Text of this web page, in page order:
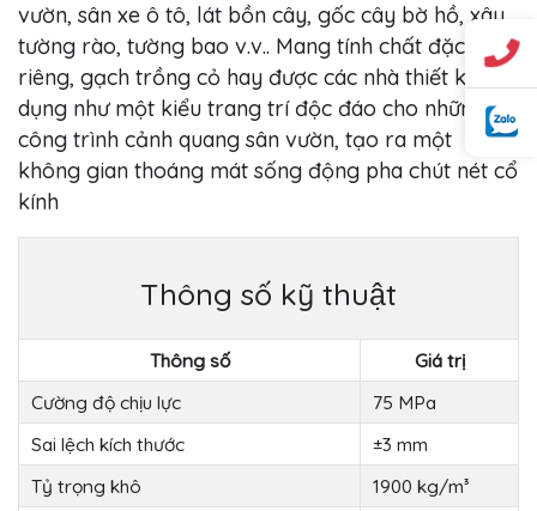
vườn, sân xe ô tô, lát bồn cây, gốc cây bờ hồ, xây
tường rào, tường bao v.v.. Mang tính chất đặc thù
riêng, gạch trồng cỏ hay được các nhà thiết kế sử
dụng như một kiểu trang trí độc đáo cho những
công trình cảnh quang sân vườn, tạo ra một
không gian thoáng mát sống động pha chút nét cổ
kính
Thông số kỹ thuật
Thông số
Giá trị
Cường độ chịu lực
75 MPa
Sai lệch kích thước
±3 mm
Tỷ trọng khô
1900 kg/m³